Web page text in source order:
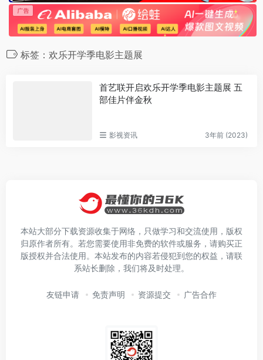
标签：欢乐开学季电影主题展
首艺联开启欢乐开学季电影主题展 五
部佳片伴金秋
影视资讯 3年前 (2023)
本站大部分下载资源收集于网络，只做学习和交流使用，版权
归原作者所有。若您需要使用非免费的软件或服务，请购买正
版授权并合法使用。本站发布的内容若侵犯到您的权益，请联
系站长删除，我们将及时处理。
友链申请 免责声明 资源提交 广告合作